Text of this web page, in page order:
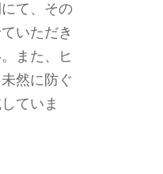
て、その
いただき
また、ヒ
然に防ぐ
ていま